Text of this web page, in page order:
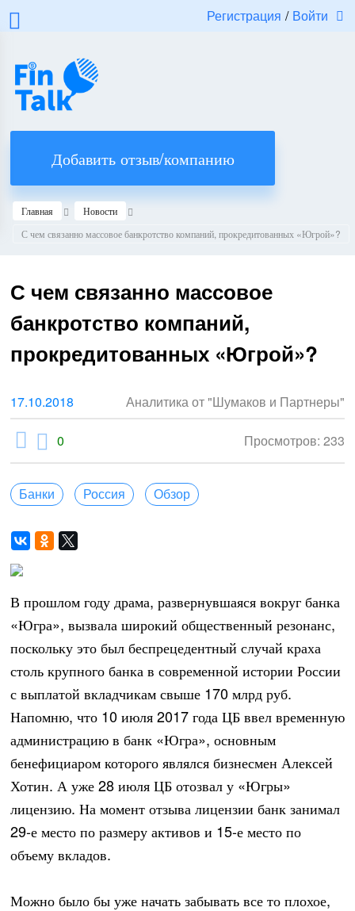
Регистрация / Войти
Добавить отзыв/компанию
Главная
Новости
С чем связанно массовое банкротство компаний, прокредитованных «Югрой»?
С чем связанно массовое
банкротство компаний,
прокредитованных «Югрой»?
17.10.2018 Аналитика от "Шумаков и Партнеры"
0 Просмотров: 233
Банки Россия Обзор
В прошлом году драма, развернувшаяся вокруг банка
«Югра», вызвала широкий общественный резонанс,
поскольку это был беспрецедентный случай краха
столь крупного банка в современной истории России
с выплатой вкладчикам свыше 170 млрд руб.
Напомню, что 10 июля 2017 года ЦБ ввел временную
администрацию в банк «Югра», основным
бенефициаром которого являлся бизнесмен Алексей
Хотин. А уже 28 июля ЦБ отозвал у «Югры»
лицензию. На момент отзыва лицензии банк занимал
29-е место по размеру активов и 15-е место по
объему вкладов.
Можно было бы уже начать забывать все то плохое,